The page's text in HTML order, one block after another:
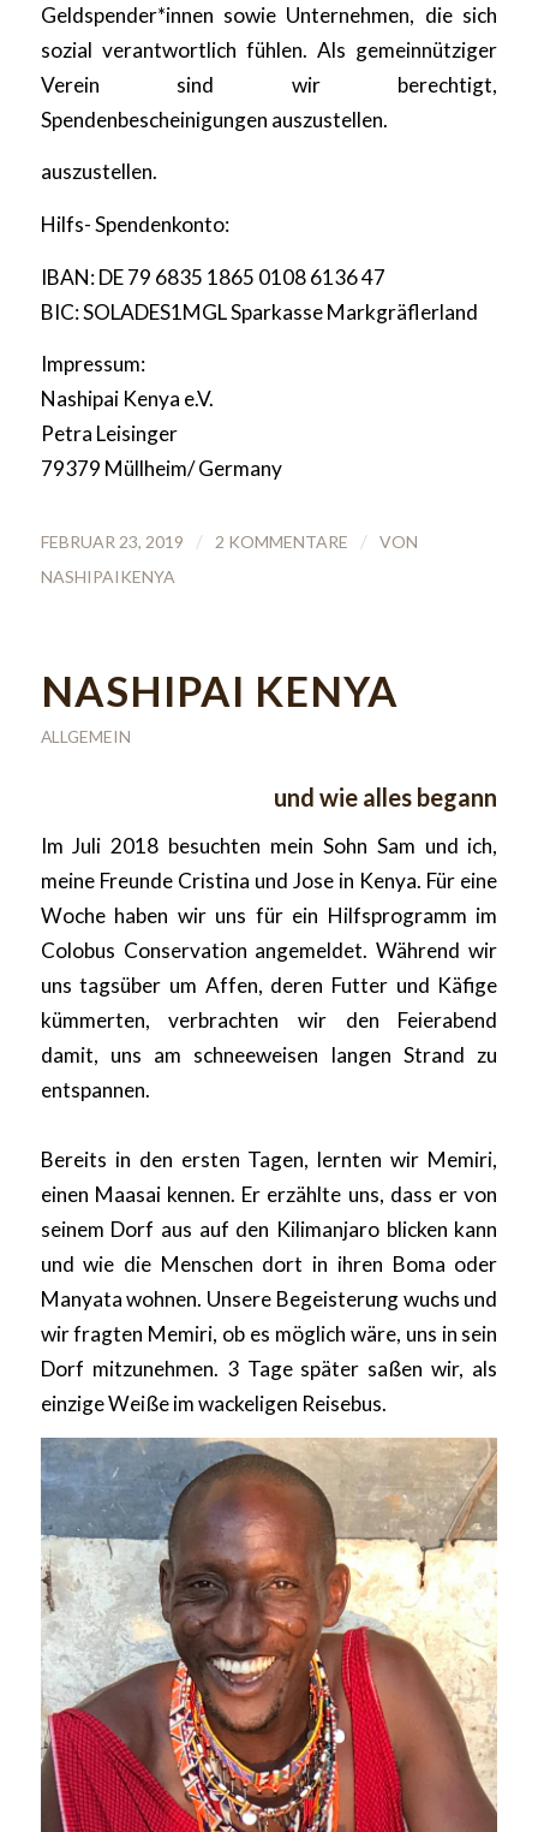
Geldspender*innen sowie Unternehmen, die sich
sozial verantwortlich fühlen. Als gemeinnütziger
Verein sind wir berechtigt,
Spendenbescheinigungen auszustellen.
auszustellen.
Hilfs- Spendenkonto:
IBAN: DE 79 6835 1865 0108 6136 47
BIC: SOLADES1MGL Sparkasse Markgräflerland
Impressum:
Nashipai Kenya e.V.
Petra Leisinger
79379 Müllheim/ Germany
FEBRUAR 23, 2019 / 2 KOMMENTARE /
VON
NASHIPAIKENYA
NASHIPAI KENYA
ALLGEMEIN
und wie alles begann
Im Juli 2018 besuchten mein Sohn Sam und ich,
meine Freunde Cristina und Jose in Kenya. Für eine
Woche haben wir uns für ein Hilfsprogramm im
Colobus Conservation angemeldet. Während wir
uns tagsüber um Affen, deren Futter und Käfige
kümmerten, verbrachten wir den Feierabend
damit, uns am schneeweisen langen Strand zu
entspannen.
Bereits in den ersten Tagen, lernten wir Memiri,
einen Maasai kennen. Er erzählte uns, dass er von
seinem Dorf aus auf den Kilimanjaro blicken kann
und wie die Menschen dort in ihren Boma oder
Manyata wohnen. Unsere Begeisterung wuchs und
wir fragten Memiri, ob es möglich wäre, uns in sein
Dorf mitzunehmen. 3 Tage später saßen wir, als
einzige Weiße im wackeligen Reisebus.